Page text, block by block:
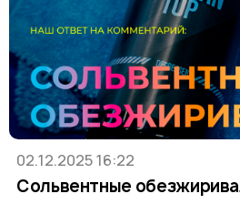
02.12.2025 16:22
Сольвентные